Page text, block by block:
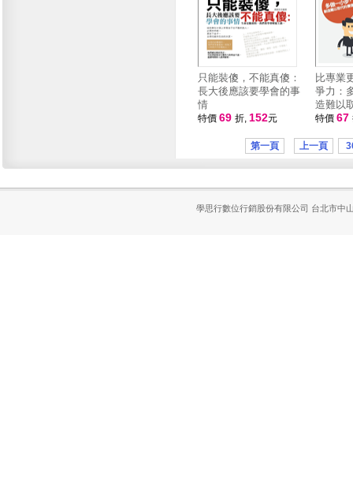
只能裝傻，不能真傻：
長大後應該要學會的事
情
特價 69 折, 152元
比專業
爭力：
造難以
特價 67
第一頁 上一頁
學思行數位行銷股份有限公司 台北市中